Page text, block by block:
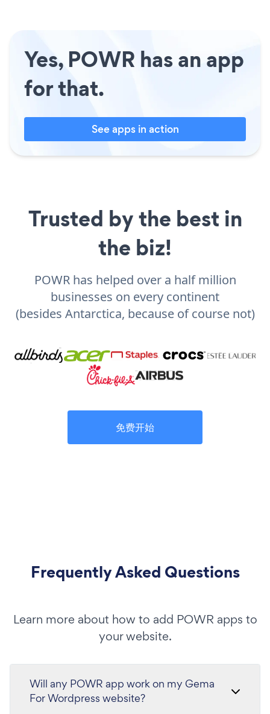
Yes, POWR has an app
for that.
See apps in action
Trusted by the best in
the biz!
POWR has helped over a half million
businesses on every continent
(besides Antarctica, because of course not)
免费开始
Frequently Asked Questions
Learn more about how to add POWR apps to
your website.
Will any POWR app work on my Gema
For Wordpress website?